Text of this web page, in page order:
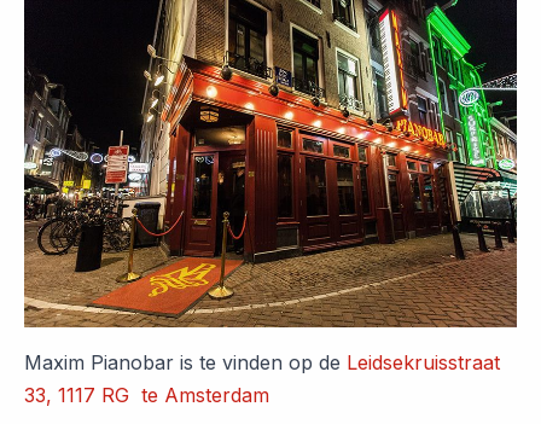
Maxim Pianobar is te vinden op de Leidsekruisstraat
33, 1117 RG te Amsterdam